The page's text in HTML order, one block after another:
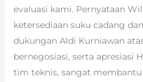
evaluasi kami. Pernyataan
ketersediaan suku cadang
dukungan Aldi Kurniawan
bernegosiasi, serta apresiasi
tim teknis, sangat